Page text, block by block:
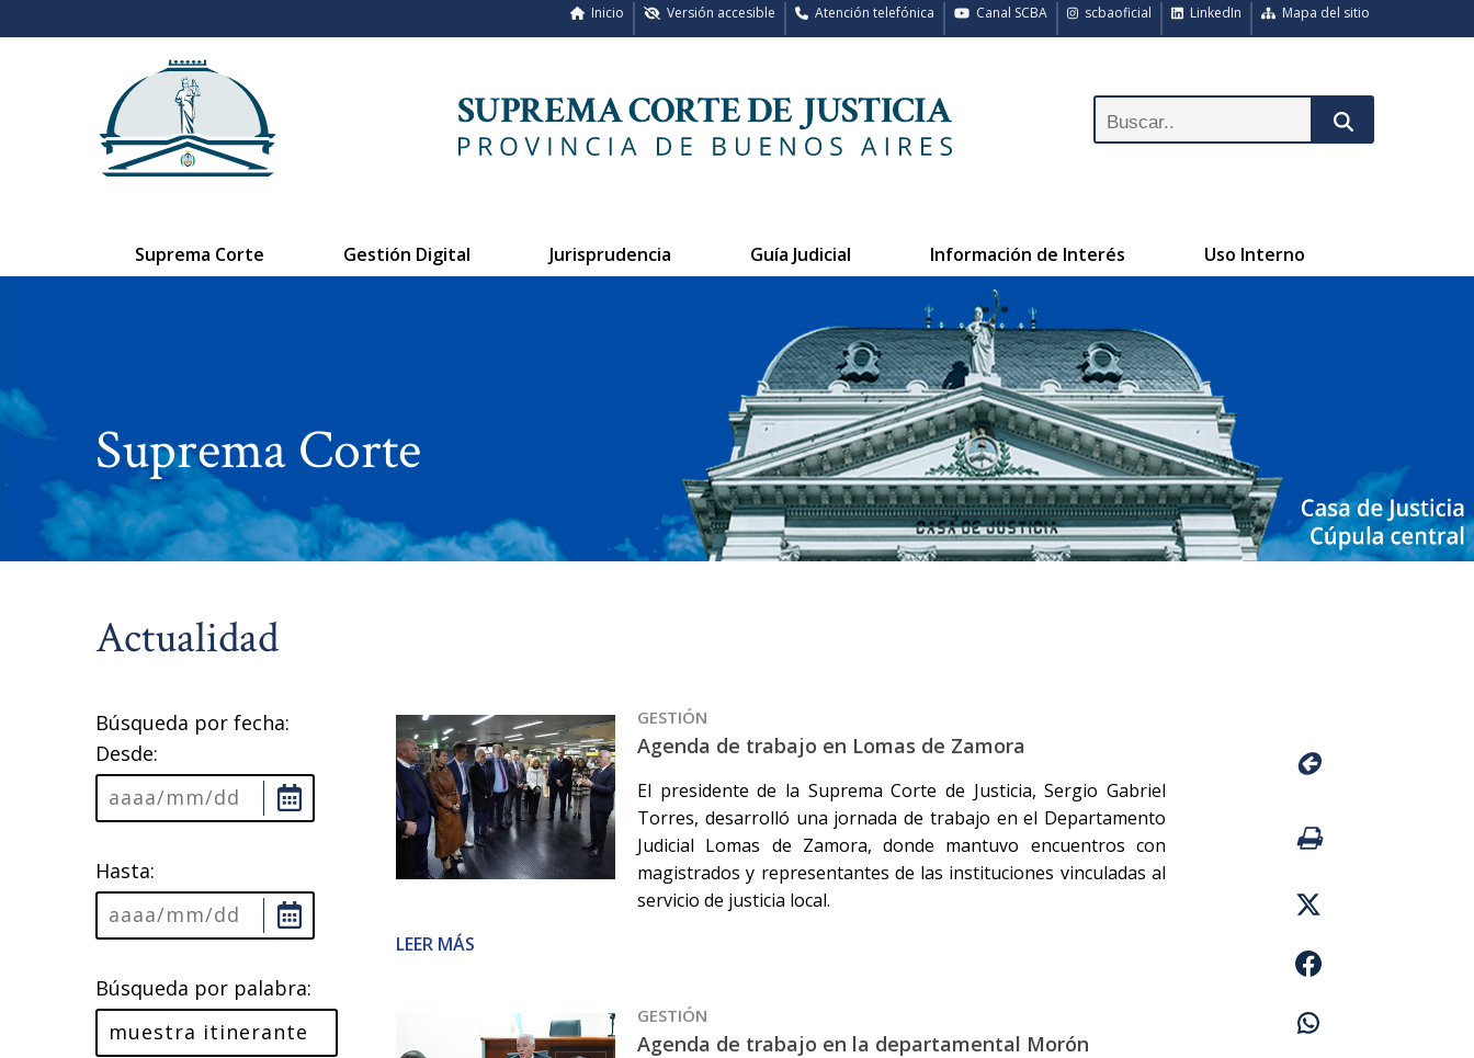
Mapa del sitio
LinkedIn
scbaoficial
Canal SCBA
Atención telefónica
Versión accesible
Inicio
Suprema Corte Gestión Digital Jurisprudencia Guía Judicial Información de Interés Uso Interno
Suprema Corte
Actualidad
Búsqueda por fecha:
Desde:
Hasta:
Búsqueda por palabra:
GESTIÓN
Agenda de trabajo en Lomas de Zamora
El presidente de la Suprema Corte de Justicia, Sergio Gabriel
Torres, desarrolló una jornada de trabajo en el Departamento
Judicial Lomas de Zamora, donde mantuvo encuentros con
magistrados y representantes de las instituciones vinculadas al
servicio de justicia local.
LEER MÁS
GESTIÓN
Agenda de trabajo en la departamental Morón